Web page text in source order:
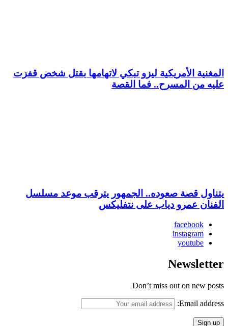
المغنية الأمريكية ليزو تبكي لاتهامها بقتل شخص قفزت
عليه من المسرح.. فما القصة
يتناول قصة صعوده.. الجمهور يترقب موعد مسلسل
الفنان عمرو دياب على نتفليكس
facebook
instagram
youtube
Newsletter
Don’t miss out on new posts
Email address: